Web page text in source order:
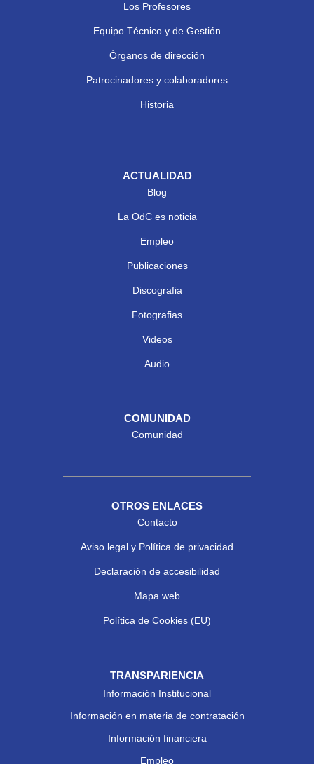
Los Profesores
Equipo Técnico y de Gestión
Órganos de dirección
Patrocinadores y colaboradores
Historia
ACTUALIDAD
Blog
La OdC es noticia
Empleo
Publicaciones
Discografia
Fotografias
Videos
Audio
COMUNIDAD
Comunidad
OTROS ENLACES
Contacto
Aviso legal y Política de privacidad
Declaración de accesibilidad
Mapa web
Política de Cookies (EU)
TRANSPARIENCIA
Información Institucional
Información en materia de contratación
Información financiera
Empleo